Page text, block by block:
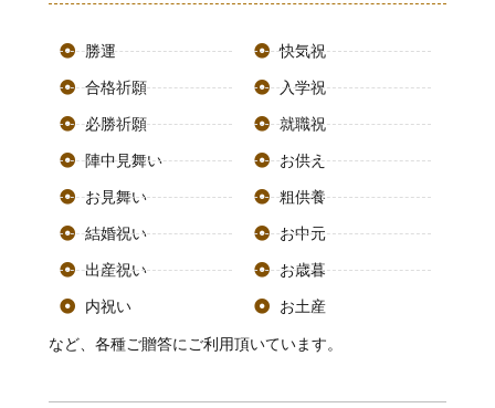
勝運
合格祈願
必勝祈願
陣中見舞い
お見舞い
結婚祝い
出産祝い
内祝い
快気祝
入学祝
就職祝
お供え
粗供養
お中元
お歳暮
お土産
など、各種ご贈答にご利用頂いています。